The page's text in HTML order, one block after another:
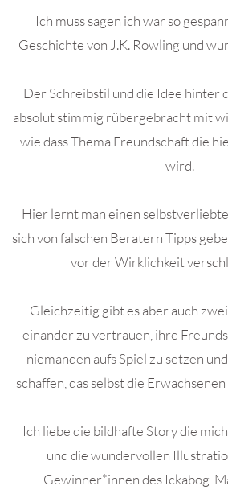
Ich muss sagen ich war so
Geschichte von J.K. Rowling und
Der Schreibstil und die Idee hinter
absolut stimmig rübergebracht mit
wie dass Thema Freundschaft die
wird.
Hier lernt man einen
sich von falschen Beratern Tipps
vor der Wirklichkeit
Gleichzeitig gibt es aber auch
einander zu vertrauen, ihre
niemanden aufs Spiel zu setzen
schaffen, das selbst die
Ich liebe die bildhafte Story die
und die wundervollen
Gewinner*innen des Ickabog-